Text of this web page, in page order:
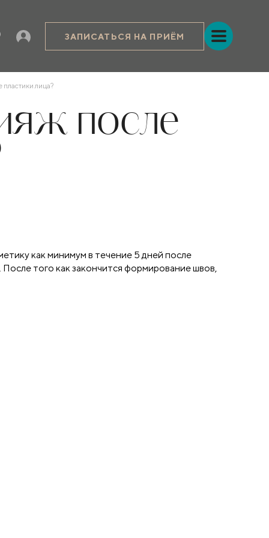
ЗАПИСАТЬСЯ НА ПРИЁМ
лица?
после
как минимум в течение 5 дней после
того как закончится формирование швов,